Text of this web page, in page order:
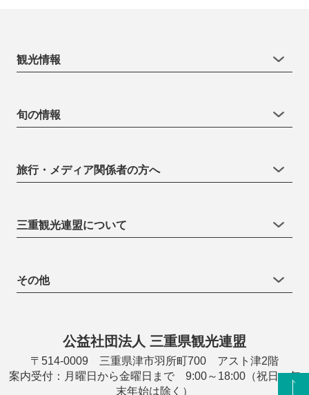
観光情報
旬の情報
旅行・メディア関係者の方へ
三重観光連盟について
その他
公益社団法人 三重県観光連盟
〒514-0009 三重県津市羽所町700 アスト津2階
案内受付：月曜日から金曜日まで 9:00～18:00（祝日・年
末年始は除く）